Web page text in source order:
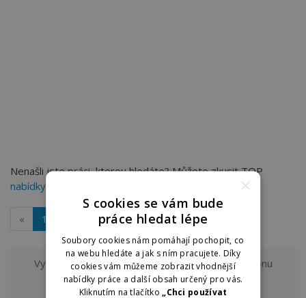
Nenašli jste práci, kterou hledáte? Můžete zkusit TOP
nabídky práce v Kroměříži
« 1
Vyzkoušejte odběr nových nabídek práce z regionu
Kroměříž a okolína e-mail.
×
S cookies se vám bude
práce hledat lépe
Soubory cookies nám pomáhají pochopit, co
na webu hledáte a jak s ním pracujete. Díky
cookies vám můžeme zobrazit vhodnější
nabídky práce a další obsah určený pro vás.
Kliknutím na tlačítko
„Chci používat